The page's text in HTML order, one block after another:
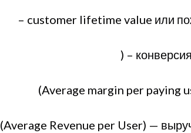
– customer lifetime value или
) –
(Average margin per paying
(Average Revenue per User) —